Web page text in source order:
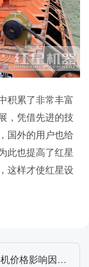
积累了非常丰富
，凭借先进的技
国外的用户也给
此也提高了红星
这样才使红星设
响因素都有哪些